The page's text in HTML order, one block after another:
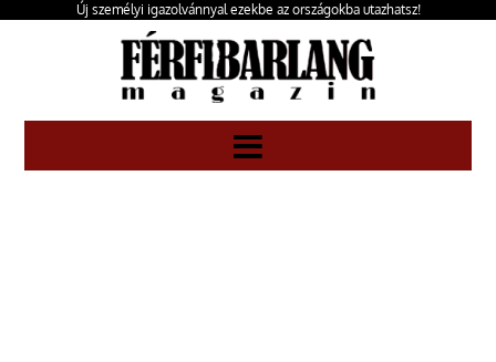
Új személyi igazolvánnyal ezekbe az országokba utazhatsz!